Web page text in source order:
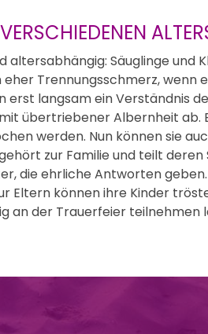
altersabhängig: Säuglinge und
Trennungsschmerz, wenn
langsam ein Verständnis
übertriebener Albernheit ab.
werden. Nun können sie
zur Familie und teilt
die ehrliche Antworten
Eltern können ihre Kinder
an der Trauerfeier teilnehmen